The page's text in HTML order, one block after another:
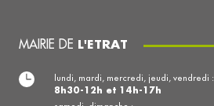
MAIRIE DE L'ETRAT
lundi, mardi, mercredi, jeudi, vendredi :
8h30-12h et 14h-17h